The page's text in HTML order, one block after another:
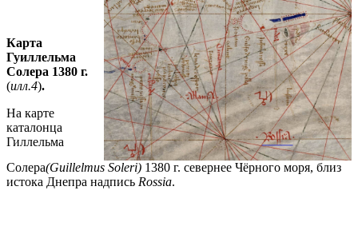
Карта
Гуиллельма
Солера 1380 г.
(илл.4).
На карте
каталонца
Гиллельма
Солера(Guillelmus Soleri) 1380 г. севернее Чёрного моря, близ
истока Днепра надпись Rossia.